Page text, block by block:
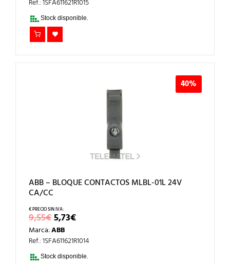
ERA:
9,55€.ES:
5,73€.
Ref.: 1SFA611621R1015
Stock disponible.
40%
ABB – BLOQUE CONTACTOS MLBL-01L 24V
CA/CC
9,55€EL
PRECIO
ORIGINAL
ERA:
9,55€.
5,73€EL
PRECIO
ES:
5,73€.
Marca:ABB
Ref.: 1SFA611621R1014
Stock disponible.